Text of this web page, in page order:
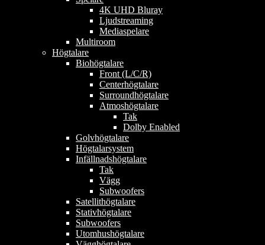
4K UHD Bluray
Ljudstreaming
Mediaspelare
Multiroom
Högtalare
Biohögtalare
Front (L/C/R)
Centerhögtalare
Surroundhögtalare
Atmoshögtalare
Tak
Dolby Enabled
Golvhögtalare
Högtalarsystem
Infällnadshögtalare
Tak
Vägg
Subwoofers
Satellithögtalare
Stativhögtalare
Subwoofers
Utomhushögtalare